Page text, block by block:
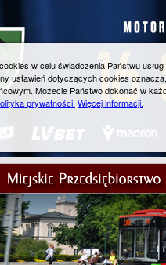
w celu świadczenia Państwu
ustawień dotyczących cookies
Możecie Państwo dokonać w
prywatności. Więcej informacji.